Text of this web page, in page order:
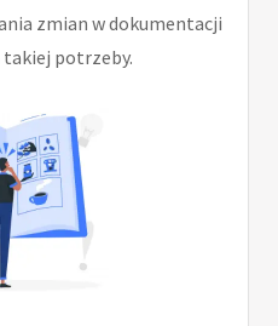
zmian w dokumentacji
takiej potrzeby.